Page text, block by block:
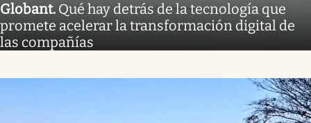
Globant. Qué hay detrás de la tecnología que
promete acelerar la transformación digital de
las compañías